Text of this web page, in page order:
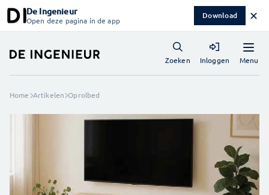
De Ingenieur
Open deze pagina in de app Download ✕
Menu
Zoeken Inloggen
Home Artikelen Oprolbed